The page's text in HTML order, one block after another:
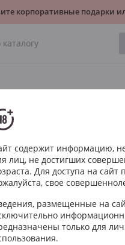
содержит информацию,
лиц, не достигших
Для доступа на сайт
свое
размещенные на
только для
корпоративные подарки